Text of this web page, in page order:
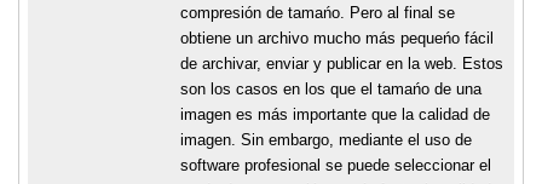
compresión de tamańo. Pero al final se
obtiene un archivo mucho más pequeńo fácil
de archivar, enviar y publicar en la web. Estos
son los casos en los que el tamańo de una
imagen es más importante que la calidad de
imagen. Sin embargo, mediante el uso de
software profesional se puede seleccionar el